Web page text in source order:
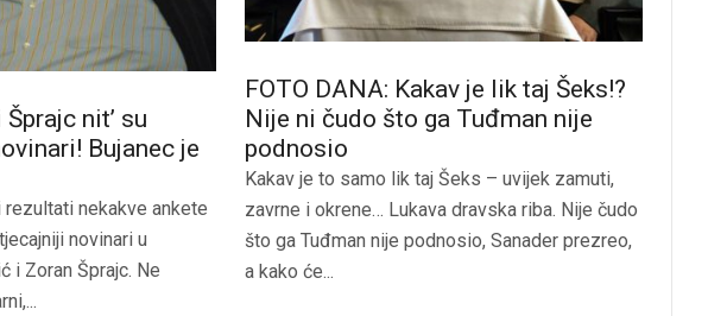
FOTO DANA: Kakav je lik taj Šeks!?
Nije ni čudo što ga Tuđman nije
podnosio
Kakav je to samo lik taj Šeks – uvijek zamuti,
zavrne i okrene… Lukava dravska riba. Nije čudo
što ga Tuđman nije podnosio, Sanader prezreo,
a kako će...
nit’ su
Bujanec je
rezultati nekakve ankete
novinari u
i Zoran Šprajc. Ne